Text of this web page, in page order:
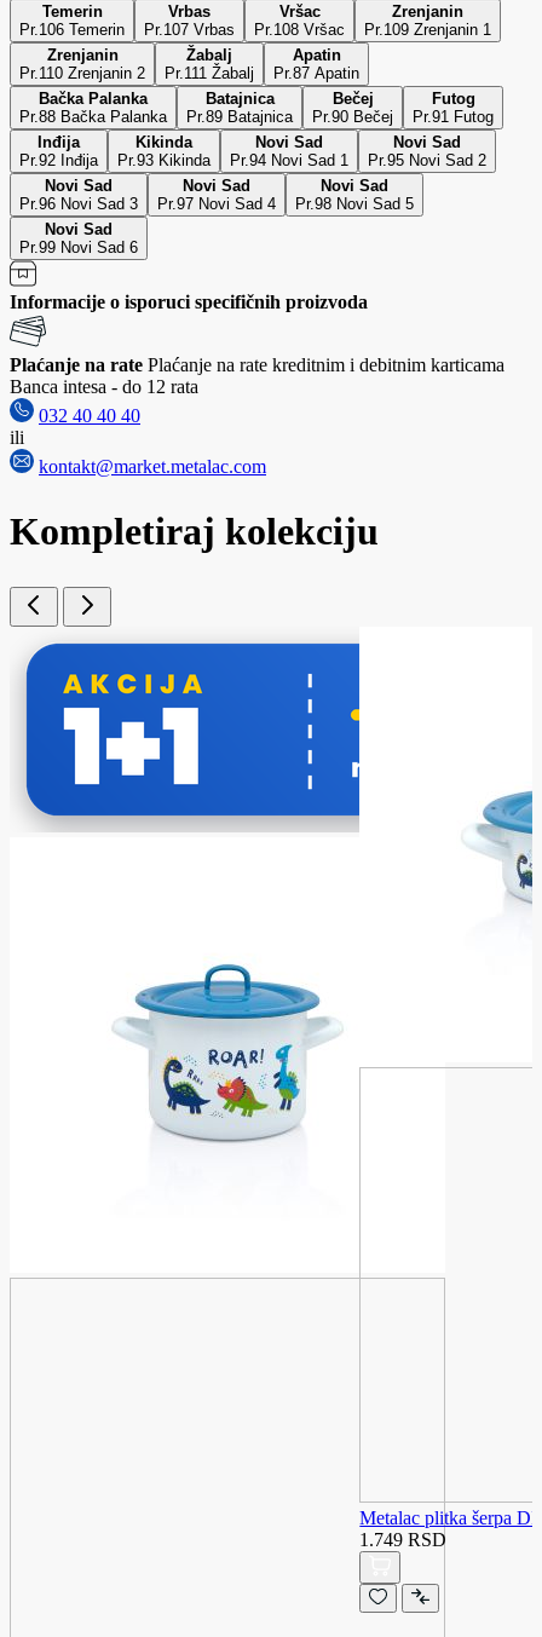
Temerin
Pr.106 Temerin
Vrbas
Pr.107 Vrbas
Vršac
Pr.108 Vršac
Zrenjanin
Pr.109 Zrenjanin 1
Zrenjanin
Pr.110 Zrenjanin 2
Žabalj
Pr.111 Žabalj
Apatin
Pr.87 Apatin
Bačka Palanka
Pr.88 Bačka Palanka
Batajnica
Pr.89 Batajnica
Bečej
Pr.90 Bečej
Futog
Pr.91 Futog
Inđija
Pr.92 Inđija
Kikinda
Pr.93 Kikinda
Novi Sad
Pr.94 Novi Sad 1
Novi Sad
Pr.95 Novi Sad 2
Novi Sad
Pr.96 Novi Sad 3
Novi Sad
Pr.97 Novi Sad 4
Novi Sad
Pr.98 Novi Sad 5
Novi Sad
Pr.99 Novi Sad 6
Informacije o isporuci specifičnih proizvoda
Plaćanje na rate Plaćanje na rate kreditnim i debitnim karticama
Banca intesa - do 12 rata
032 40 40 40
ili
kontakt@market.metalac.com
Kompletiraj kolekciju
Metalac plitka šerpa
1.749 RSD